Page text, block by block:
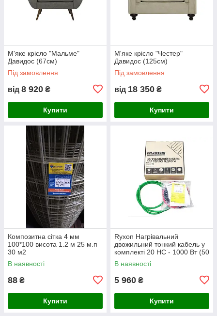
М'яке крісло "Мальме"
Давидос (67см)
Під замовлення
від 8 920 ₴
Купити
М'яке крісло "Честер"
Давидос (125см)
Під замовлення
від 18 350 ₴
Купити
Композитна сітка 4 мм
100*100 висота 1.2 м 25 м.п
30 м2
В наявності
88 ₴
Купити
Ryxon Нагрівальний
двожильний тонкий кабель у
комплекті 20 HC - 1000 Вт (50
м)
В наявності
5 960 ₴
Купити